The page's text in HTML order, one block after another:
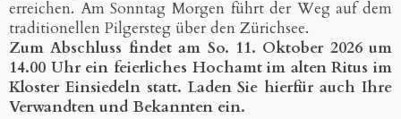
erreichen. Am Sonntag Morgen führt der Weg auf dem
traditionellen Pilgersteg über den Zürichsee.
Zum Abschluss findet am So. 11. Oktober 2026 um
14.00 Uhr ein feierliches Hochamt im alten Ritus im
Kloster Einsiedeln statt. Laden Sie hierfür auch Ihre
Verwandten und Bekannten ein.